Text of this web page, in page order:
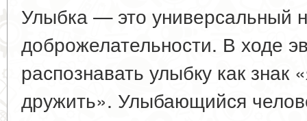
Улыбка — это универсальный
доброжелательности. В ходе
распознавать улыбку как знак
дружить». Улыбающийся